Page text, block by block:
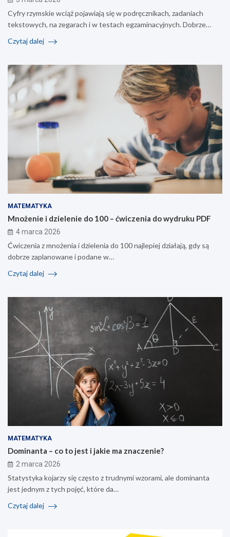
Cyfry rzymskie wciąż pojawiają się w podręcznikach, zadaniach
tekstowych, na zegarach i w testach egzaminacyjnych. Dobrze…
Czytaj dalej
MATEMATYKA
Mnożenie i dzielenie do 100 – ćwiczenia do wydruku PDF
4 marca 2026
Ćwiczenia z mnożenia i dzielenia do 100 najlepiej działają, gdy są
dobrze zaplanowane i podane w…
Czytaj dalej
MATEMATYKA
Dominanta – co to jest i jakie ma znaczenie?
2 marca 2026
Statystyka kojarzy się często z trudnymi wzorami, ale dominanta
jest jednym z tych pojęć, które da…
Czytaj dalej